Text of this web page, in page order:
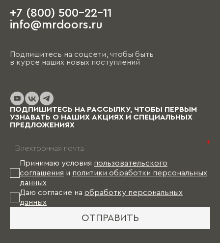
+7 (800) 500-22-11
info@mrdoors.ru
Подпишитесь на соцсети, чтобы быть
в курсе наших новых поступлений
ПОДПИШИТЕСЬ НА РАССЫЛКУ, ЧТОБЫ ПЕРВЫМ
УЗНАВАТЬ О НАШИХ АКЦИЯХ И СПЕЦИАЛЬНЫХ
ПРЕДЛОЖЕНИЯХ
*
Принимаю условия пользовательского
соглашения и политики обработки персональных
данных
Даю согласие на обработку персональных
данных
ОТПРАВИТЬ